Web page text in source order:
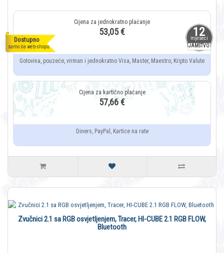
12
mjeseci
JAMSTVO
Dostupno
samo na web-shopu
53,05 €
Gotovina, pouzeće, virman i jednokratno Visa, Master, Maestro, Kripto Valute
57,66 €
Diners, PayPal, Kartice na rate
Zvučnici 2.1 sa RGB osvjetljenjem, Tracer, HI-CUBE 2.1 RGB FLOW,
Bluetooth